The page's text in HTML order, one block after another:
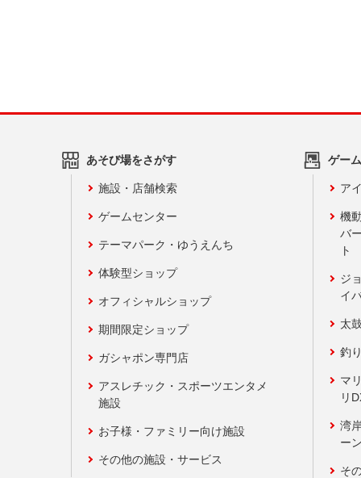
あそび場をさがす
施設・店舗検索
ゲームセンター
テーマパーク・ゆうえんち
体験型ショップ
オフィシャルショップ
期間限定ショップ
ガシャポン専門店
アスレチック・スポーツエンタメ
施設
お子様・ファミリー向け施設
その他の施設・サービス
ゲー
ア
機
バ
ト
ジ
イ
太
釣
マ
リ
湾
ー
そ